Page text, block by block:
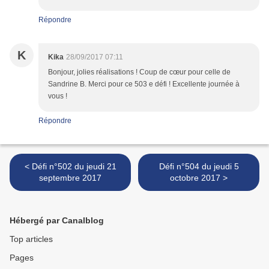
Répondre
K Kika 28/09/2017 07:11
Bonjour, jolies réalisations ! Coup de cœur pour celle de
Sandrine B. Merci pour ce 503 e défi ! Excellente journée à
vous !
Répondre
< Défi n°502 du jeudi 21
septembre 2017
Défi n°504 du jeudi 5
octobre 2017 >
Hébergé par Canalblog
Top articles
Pages